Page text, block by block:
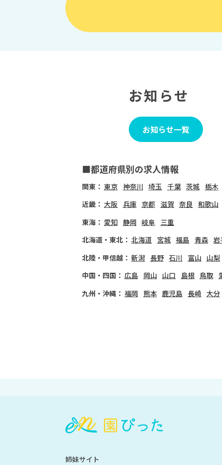
お知らせ
お知らせ一覧
■都道府県別の求人情報
関東： 東京 神奈川 埼玉 千葉 茨城 栃木
近畿： 大阪 兵庫 京都 滋賀 奈良 和歌山
東海： 愛知 静岡 岐阜
三重
北海道・東北： 北海道 宮城 福島 青森 岩
北陸・甲信越： 新潟 長野 石川 富山 山梨
中国・四国： 広島 岡山 山口 島根 鳥取
九州・沖縄： 福岡 熊本 鹿児島 長崎 大分
姉妹サイト